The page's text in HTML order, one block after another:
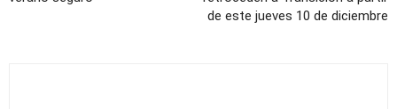
de este jueves 10 de diciembre